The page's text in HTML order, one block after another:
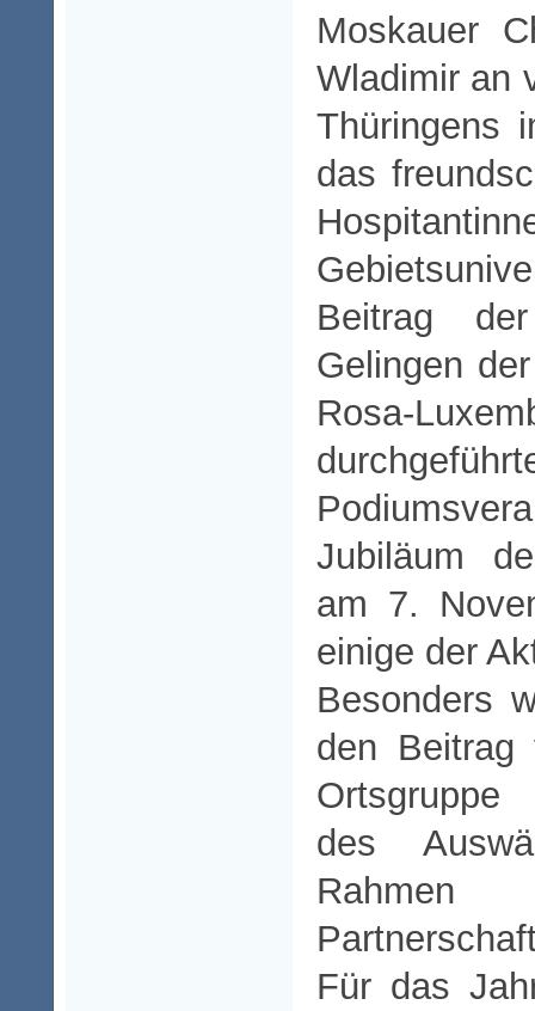
Moskauer
Wladimir an
Thüringens
das
Beitrag
Gelingen
Rosa-
Jubiläum
am 7.
einige der
Besonders
den Beitrag
des
Für das